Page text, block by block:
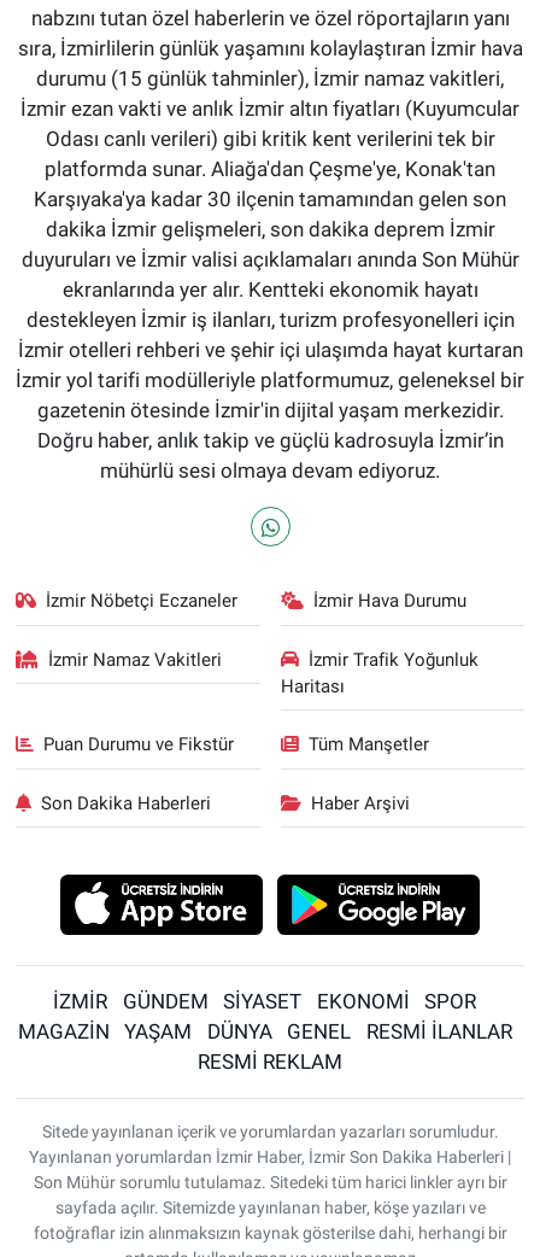
nabzını tutan özel haberlerin ve özel röportajların yanı
sıra, İzmirlilerin günlük yaşamını kolaylaştıran İzmir hava
durumu (15 günlük tahminler), İzmir namaz vakitleri,
İzmir ezan vakti ve anlık İzmir altın fiyatları (Kuyumcular
Odası canlı verileri) gibi kritik kent verilerini tek bir
platformda sunar. Aliağa'dan Çeşme'ye, Konak'tan
Karşıyaka'ya kadar 30 ilçenin tamamından gelen son
dakika İzmir gelişmeleri, son dakika deprem İzmir
duyuruları ve İzmir valisi açıklamaları anında Son Mühür
ekranlarında yer alır. Kentteki ekonomik hayatı
destekleyen İzmir iş ilanları, turizm profesyonelleri için
İzmir otelleri rehberi ve şehir içi ulaşımda hayat kurtaran
İzmir yol tarifi modülleriyle platformumuz, geleneksel bir
gazetenin ötesinde İzmir'in dijital yaşam merkezidir.
Doğru haber, anlık takip ve güçlü kadrosuyla İzmir’in
mühürlü sesi olmaya devam ediyoruz.
İzmir Nöbetçi Eczaneler İzmir Hava Durumu
İzmir Namaz Vakitleri
İzmir Trafik Yoğunluk
Haritası
Puan Durumu ve Fikstür Tüm Manşetler
Son Dakika Haberleri Haber Arşivi
İZMİR GÜNDEM SİYASET EKONOMİ
SPOR
MAGAZİN
YAŞAM DÜNYA GENEL
RESMİ İLANLAR
RESMİ REKLAM
Sitede yayınlanan içerik ve yorumlardan yazarları sorumludur.
Yayınlanan yorumlardan İzmir Haber, İzmir Son Dakika Haberleri |
Son Mühür sorumlu tutulamaz. Sitedeki tüm harici linkler ayrı bir
sayfada açılır. Sitemizde yayınlanan haber, köşe yazıları ve
fotoğraflar izin alınmaksızın kaynak gösterilse dahi, herhangi bir